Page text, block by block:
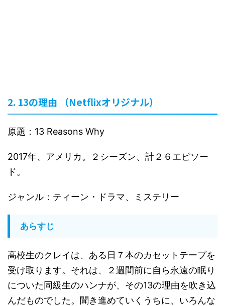
2. 13の理由 （Netflixオリジナル）
原題：13 Reasons Why
2017年、アメリカ。２シーズン、計２６エピソー
ド。
ジャンル：ティーン・ドラマ、ミステリー
あらすじ
高校生のクレイは、ある日７本のカセットテープを
受け取ります。それは、２週間前に自ら永遠の眠り
についた同級生のハンナが、その13の理由を吹き込
んだものでした。聞き進めていくうちに、いろんな